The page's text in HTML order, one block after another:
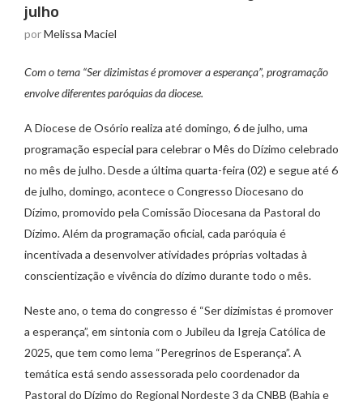
julho
porMelissa Maciel
Com o tema “Ser dizimistas é promover a esperança”, programação
envolve diferentes paróquias da diocese.
A Diocese de Osório realiza até domingo, 6 de julho, uma
programação especial para celebrar o Mês do Dízimo celebrado
no mês de julho. Desde a última quarta-feira (02) e segue até 6
de julho, domingo, acontece o Congresso Diocesano do
Dízimo, promovido pela Comissão Diocesana da Pastoral do
Dízimo. Além da programação oficial, cada paróquia é
incentivada a desenvolver atividades próprias voltadas à
conscientização e vivência do dízimo durante todo o mês.
Neste ano, o tema do congresso é “Ser dizimistas é promover
a esperança”, em sintonia com o Jubileu da Igreja Católica de
2025, que tem como lema “Peregrinos de Esperança”. A
temática está sendo assessorada pelo coordenador da
Pastoral do Dízimo do Regional Nordeste 3 da CNBB (Bahia e